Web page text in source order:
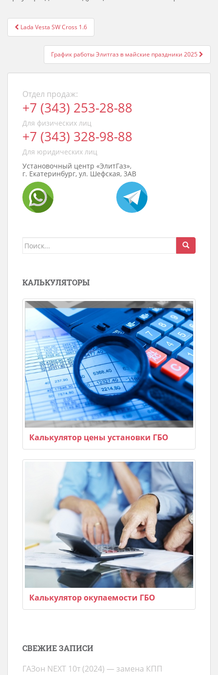
Post
navigation
Lada Vesta SW Cross 1.6
График работы Элитгаз в майские праздники 2025
Отдел продаж:
+7 (343) 253-28-88
Для физических лиц
+7 (343) 328-98-88
Для юридических лиц
Установочный центр «ЭлитГаз»,
г. Екатеринбург, ул. Шефская, 3АВ
Поиск
КАЛЬКУЛЯТОРЫ
Калькулятор цены установки ГБО
Калькулятор окупаемости ГБО
СВЕЖИЕ ЗАПИСИ
ГАЗон NEXT 10т (2024) — замена КПП